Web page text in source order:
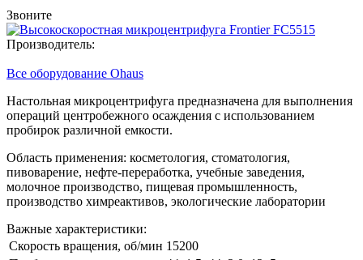
Звоните
Производитель:
Все оборудование Ohaus
Настольная микроцентрифуга предназначена для выполнения
операций центробежного осаждения с использованием
пробирок различной емкости.
Область применения: косметология, стоматология,
пивоварение, нефте-переработка, учебные заведения,
молочное производство, пищевая промышленность,
производство химреактивов, экологические лаборатории
Важные характеристики:
Скорость вращения, об/мин 15200